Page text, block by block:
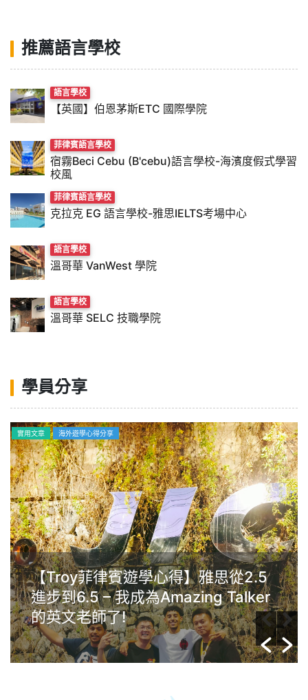
推薦語言學校
語言學校
【英國】伯恩茅斯ETC 國際學院
菲律賓語言學校
宿霧Beci Cebu (B'cebu)語言學校-海濱度假式學習
校風
菲律賓語言學校
克拉克 EG 語言學校-雅思IELTS考場中心
語言學校
溫哥華 VanWest 學院
語言學校
溫哥華 SELC 技職學院
學員分享
海外遊學心得分享
Gim菲律賓克拉克Anglo遊學心得：
學習動機很重要，英文沒有年齡限
制，任何年齡層的人都能夠提升自己